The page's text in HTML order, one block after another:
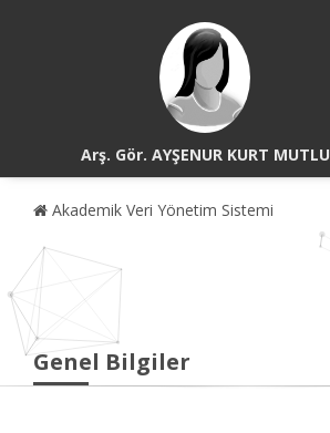
Arş. Gör. AYŞENUR KURT MUTLU
Akademik Veri Yönetim Sistemi
Genel Bilgiler